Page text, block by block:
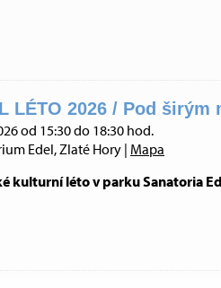
LÉTO 2026 / Pod
od 15:30 do 18:30 hod.
Edel, Zlaté Hory | Mapa
kulturní léto v parku Sanatoria